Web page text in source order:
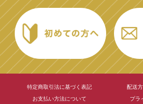
特定商取引法に基づく表記
配送
お支払い方法について
プラ